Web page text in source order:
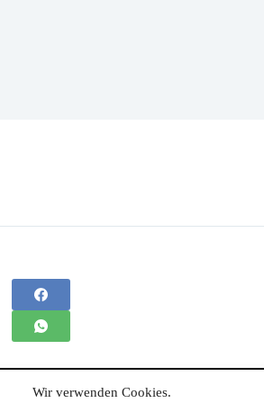
Wir verwenden Cookies.